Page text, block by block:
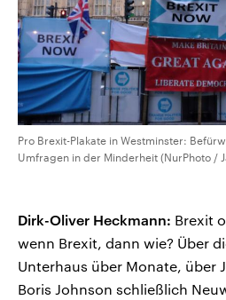
Pro Brexit-Plakate in Westminster:
Umfragen in der Minderheit (NurPhoto /
Dirk-Oliver Heckmann: Brexit
wenn Brexit, dann wie? Über
Unterhaus über Monate, über
Boris Johnson schließlich